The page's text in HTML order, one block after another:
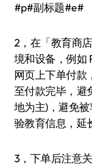
#p#副标题#e#
2，在「教育商
境和设备，例如
网页上下单付款
至付款完毕，避
地为主)，避免
验教育信息，延
3，下单后注意